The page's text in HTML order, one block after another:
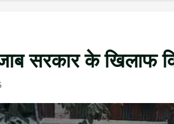
सरकार के खिलाफ